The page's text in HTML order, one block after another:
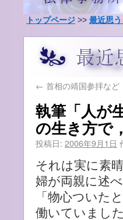
トップページ >> 最近思う
← 首相の靖国参拝など
執筆「人が
の生き方で
投稿日: 2006年9月1日
それは実に素
婦が両親に述
「物心ついた
働いていまし